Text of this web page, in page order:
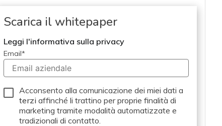
Scarica il whitepaper
Leggi l'informativa sulla privacy
Email*
Acconsento alla comunicazione dei miei dati a
terzi affinché li trattino per proprie finalità di
marketing tramite modalità automatizzate e
tradizionali di contatto.